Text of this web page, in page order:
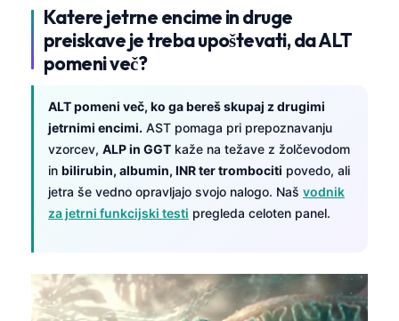
Katere jetrne encime in druge
preiskave je treba upoštevati, da ALT
pomeni več?
ALT pomeni več, ko ga bereš skupaj z drugimi
jetrnimi encimi. AST pomaga pri prepoznavanju
vzorcev, ALP in GGT kaže na težave z žolčevodom
in bilirubin, albumin, INR ter trombociti povedo, ali
jetra še vedno opravljajo svojo nalogo. Naš vodnik
za jetrni funkcijski testi pregleda celoten panel.
ພາສາລາວ
Basa Jawa
ئۇيغۇرچە
Кыргызча
Татар теле
Беларуская мова
Esperanto
Ślōnskŏ gŏdka
Norsk bokmål